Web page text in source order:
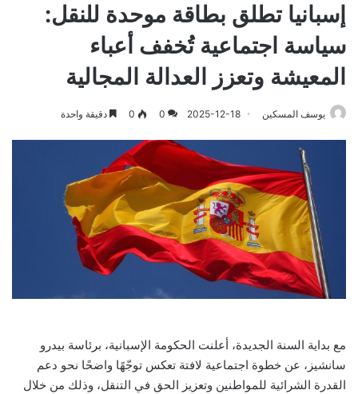
إسبانيا تطلق بطاقة موحدة للنقل:
سياسة اجتماعية تُخفف أعباء
المعيشة وتعزز العدالة المجالية
يوسف المسكين 2025-12-18
0
0 دقيقة واحدة
مع بداية السنة الجديدة، أعلنت الحكومة الإسبانية، برئاسة بيدرو
سانشيز، عن خطوة اجتماعية لافتة تعكس توجّهًا واضحًا نحو دعم
القدرة الشرائية للمواطنين وتعزيز الحق في التنقل، وذلك من خلال